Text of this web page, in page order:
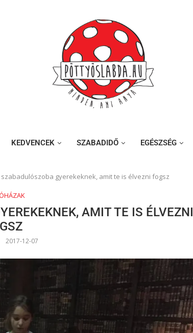
KEDVENCEK SZABADIDŐ EGÉSZSÉG
gyerekeknek, amit te is élvezni fogsz
AMIT TE IS ÉLVEZNI
2017-12-07